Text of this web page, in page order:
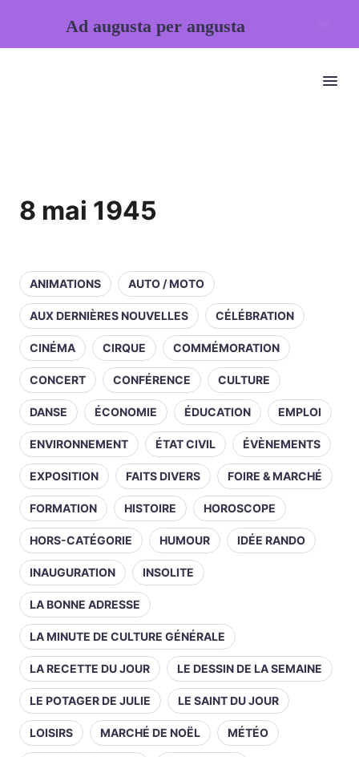
8 mai 1945
ANIMATIONS AUTO / MOTO
AUX DERNIÈRES NOUVELLES CÉLÉBRATION
CINÉMA CIRQUE COMMÉMORATION
CONCERT CONFÉRENCE CULTURE
DANSE ÉCONOMIE ÉDUCATION EMPLOI
ENVIRONNEMENT ÉTAT CIVIL ÉVÈNEMENTS
EXPOSITION FAITS DIVERS FOIRE & MARCHÉ
FORMATION HISTOIRE HOROSCOPE
HORS-CATÉGORIE HUMOUR IDÉE RANDO
INAUGURATION INSOLITE
LA BONNE ADRESSE
LA MINUTE DE CULTURE GÉNÉRALE
LA RECETTE DU JOUR LE DESSIN DE LA SEMAINE
LE POTAGER DE JULIE LE SAINT DU JOUR
LOISIRS MARCHÉ DE NOËL MÉTÉO
Ad augusta per angusta